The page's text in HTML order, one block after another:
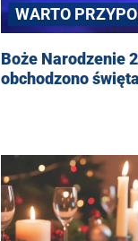
WARTO
Boże Narodzenie
obchodzono